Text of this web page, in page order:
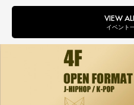
VIEW
イベント